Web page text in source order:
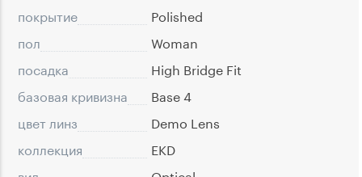
покрытие
Polished
пол
Woman
посадка
High Bridge Fit
базовая кривизна
Base 4
цвет линз
Demo Lens
коллекция
EKD